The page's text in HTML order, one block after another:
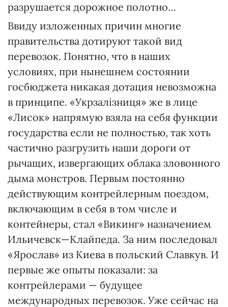
разрушается дорожное полотно…
Ввиду изложенных причин многие
правительства дотируют такой вид
перевозок. Понятно, что в наших
условиях, при нынешнем состоянии
госбюджета никакая дотация невозможна
в принципе. «Укрзалізниця» же в лице
«Лисок» напрямую взяла на себя функции
государства если не полностью, так хоть
частично разгрузить наши дороги от
рычащих, извергающих облака зловонного
дыма монстров. Первым постоянно
действующим контрейлерным поездом,
включающим в себя в том числе и
контейнеры, стал «Викинг» назначением
Ильичевск—Клайпеда. За ним последовал
«Ярослав» из Киева в польский Славкув. И
первые же опыты показали: за
контрейлерами — будущее
международных перевозок. Уже сейчас на